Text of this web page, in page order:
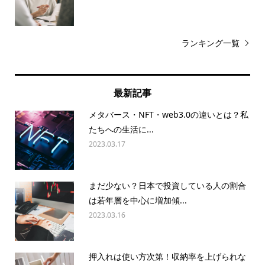
ランキング一覧
最新記事
メタバース・NFT・web3.0の違いとは？私
たちへの生活に...
2023.03.17
まだ少ない？日本で投資している人の割合
は若年層を中心に増加傾...
2023.03.16
押入れは使い方次第！収納率を上げられな